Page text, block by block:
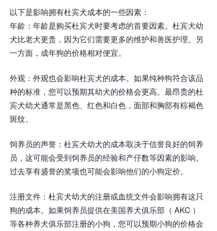
以下是影响拥有杜宾犬成本的一些因素：
年龄：年龄是购买杜宾犬时要考虑的首要因素。杜宾犬幼
犬比老犬更贵，因为它们需要更多的维护和兽医护理。另
一方面，成年狗的价格相对便宜。
外观：外观也会影响杜宾犬的成本。如果纯种狗符合该品
种的标准，您可以预期其幼犬的价格会更高。最昂贵的杜
宾犬幼犬通常是黑色、红色和白色，面部和胸部有棕褐色
斑纹。
饲养员的声誉：杜宾犬幼犬的成本取决于信誉良好的饲养
员，这可能会受到饲养员的经验和产仔数等因素的影响。
过去享有盛誉的奖项也可能会影响他们的小狗定价。
注册文件：杜宾犬幼犬的注册或血统文件会影响拥有这只
狗的成本。如果饲养员提供在美国养犬俱乐部（ AKC ）
等各种养犬俱乐部注册的小狗，您可以预期小狗的价格会